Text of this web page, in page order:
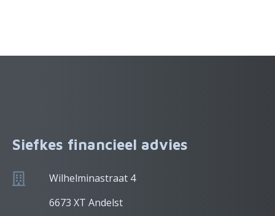
Siefkes financieel advies
Wilhelminastraat 4
6673 XT Andelst